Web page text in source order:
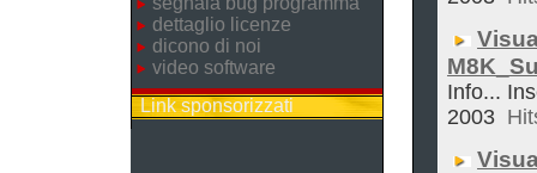
dettaglio licenze
dicono di noi
video software
Link sponsorizzati
Info...
2003